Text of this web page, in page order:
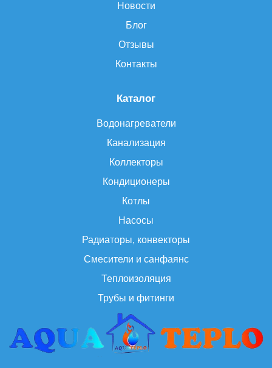
Каталог
Водонагреватели
Канализация
Коллекторы
Кондиционеры
Котлы
Насосы
Радиаторы, конвекторы
Смесители и санфаянс
Теплоизоляция
Трубы и фитинги
Новости
Блог
Отзывы
Контакты